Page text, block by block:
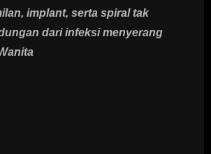
implant, serta spiral tak
dari infeksi menyerang